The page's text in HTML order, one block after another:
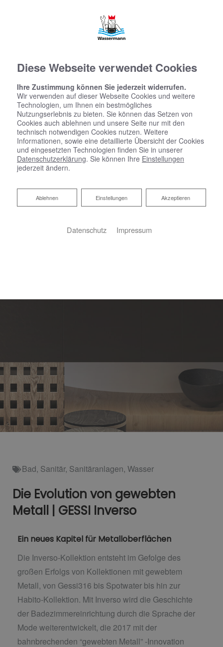
Bad, Sanitär, Sanitäranlagen, Wasser
Die Evolution von gewebten
Metall | GESSI Inverso
Ein neues Kapitel für Metalloberflächen
Die Inverso-Kollektion entsteht im Gefolge des
großen Erfolgs von Kollektionen mit gewebtem
Metall, von Gessi316 bis Spotwater bis hin zur
Habito-Kollektion. Mit Inverso wird die Geschichte
der Badezimmereinrichtung durch die Sprache der
Mode weiterentwickelt, die 2017 mit der
bahnbrechenden “gewebten Metall” -Innovation
Diese Webseite verwendet Cookies
Ihre Zustimmung können Sie jederzeit widerrufen.
Wir verwenden auf dieser Webseite Cookies und weitere
Technologien, um Ihnen ein bestmögliches
Nutzungserlebnis zu bieten. Sie können das Setzen von
Cookies auch ablehnen und unsere Seite nur mit den
technisch notwendigen Cookies nutzen. Weitere
Informationen, sowie eine detaillierte Übersicht der Cookies
und eingesetzten Technologien finden Sie in unserer
Datenschutzerklärung. Sie können Ihre Einstellungen
jederzeit ändern.
Akzeptieren
Einstellungen
Ablehnen
Ablehnen
Datenschutz Impressum